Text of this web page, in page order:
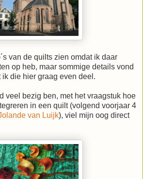
van de quilts zien omdat ik daar
op heb, maar sommige details vond
die hier graag even deel.
veel bezig ben, met het vraagstuk hoe
in een quilt (volgend voorjaar 4
van Luijk), viel mijn oog direct